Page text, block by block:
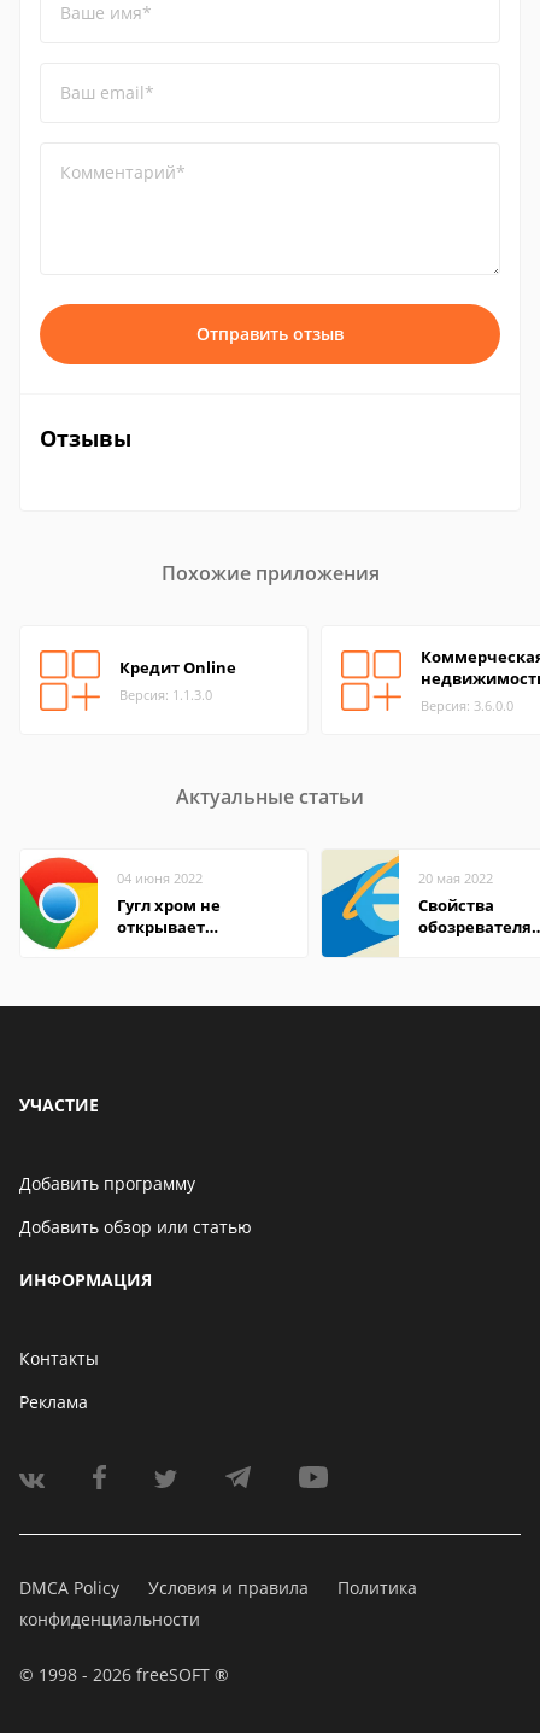
Ваше имя*
Ваш email*
Комментарий*
Отправить отзыв
Отзывы
Похожие приложения
Кредит Online
Версия: 1.1.3.0
Версия: 3.6.0.0
Актуальные статьи
04 июня 2022
Гугл хром не
открывает
20 мая 2022
Свойства
обозревателя
УЧАСТИЕ
Добавить программу
Добавить обзор или статью
ИНФОРМАЦИЯ
Контакты
Реклама
DMCA Policy Условия и правила
Политика
конфиденциальности
© 1998 - 2026 freeSOFT ®